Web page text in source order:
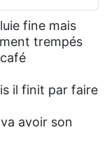
fine mais
trempés
il finit par faire
avoir son